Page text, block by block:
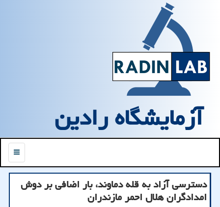
آزمایشگاه رادین
منو
دسترسی آزاد به قله دماوند، بار اضافی بر دوش
امدادگران هلال احمر مازندران